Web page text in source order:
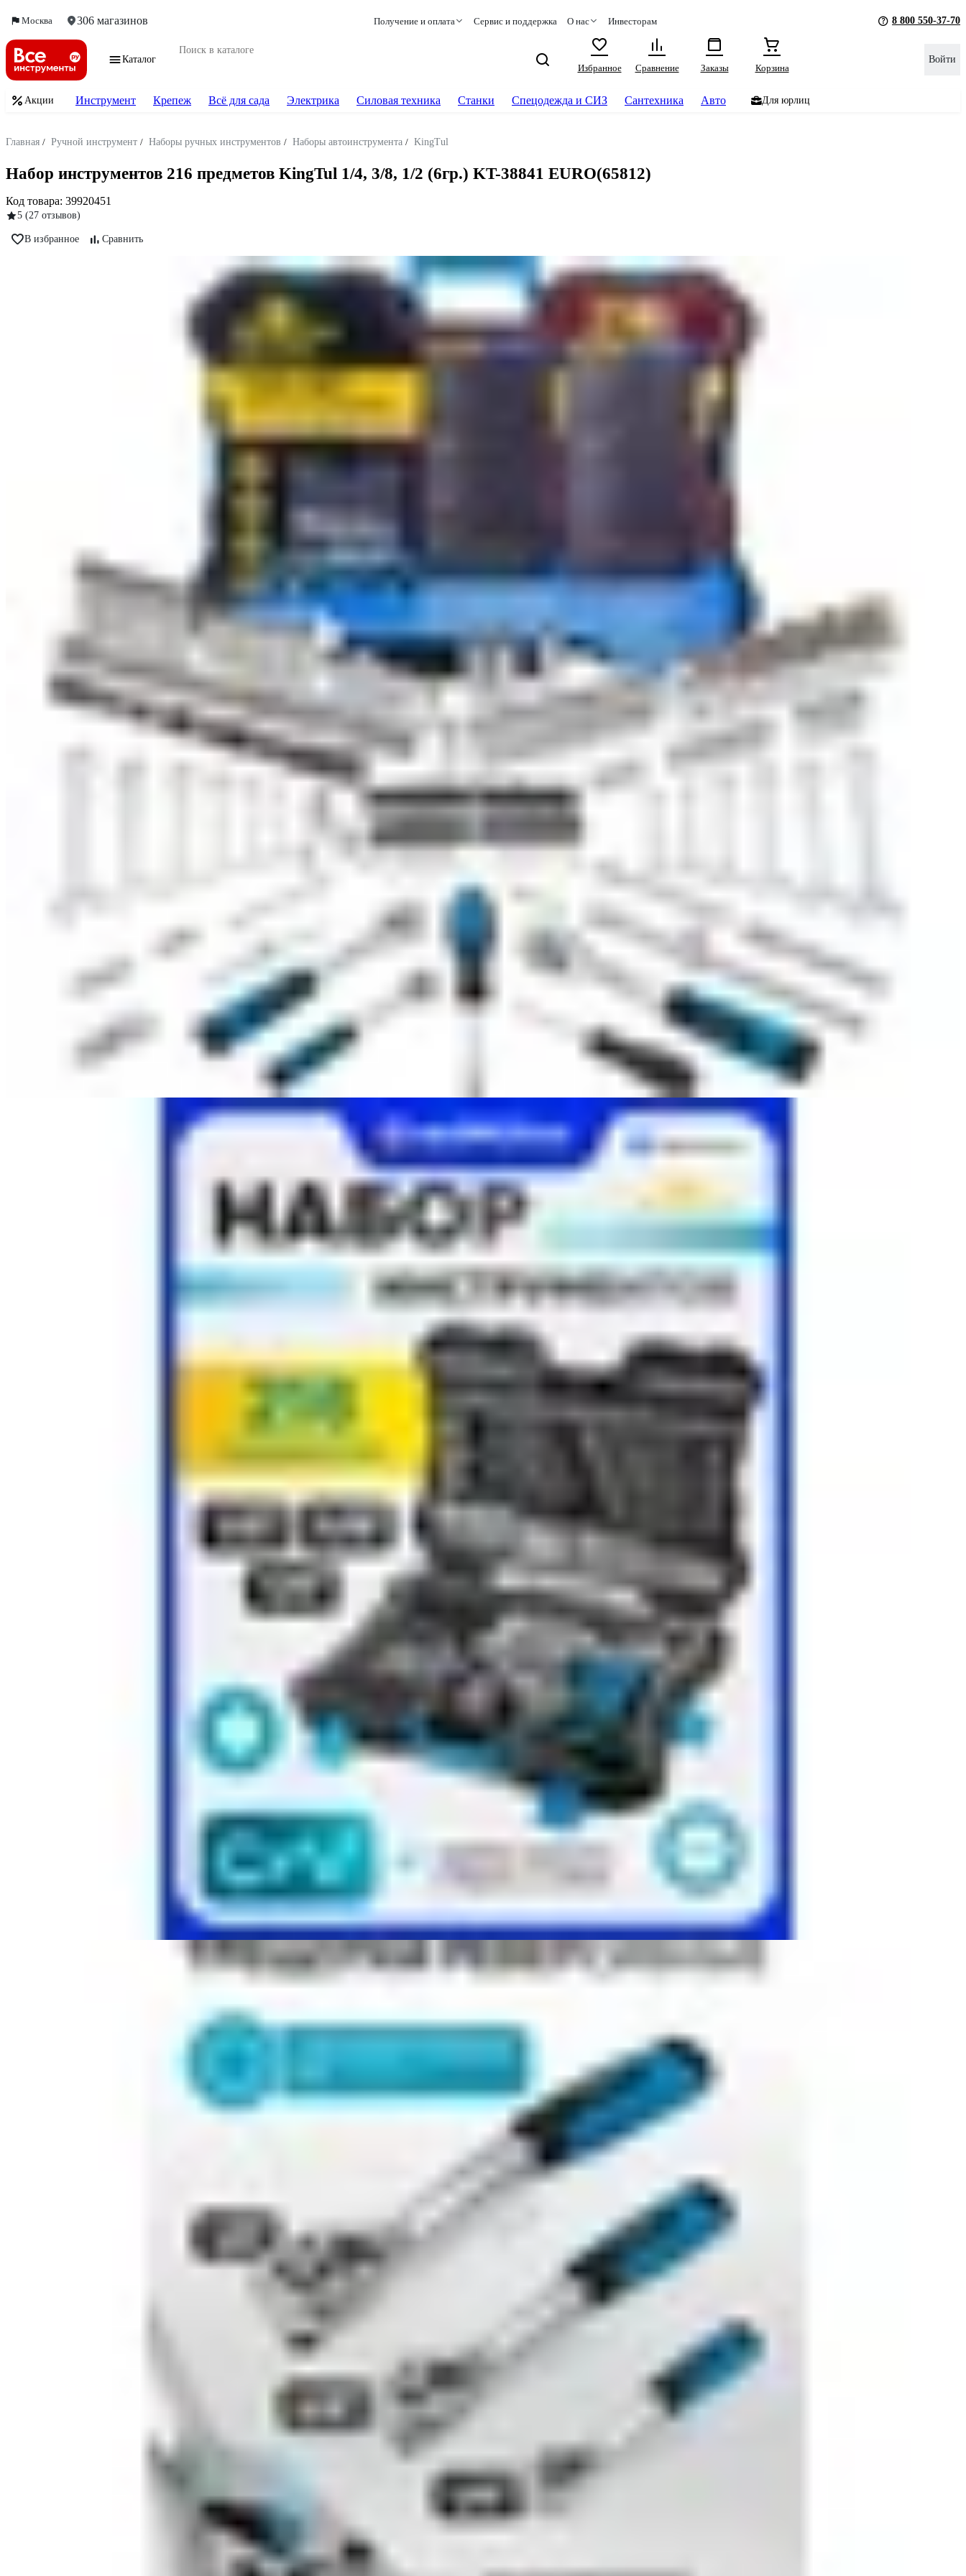
Москва 306 магазинов Получение и оплата Сервис и поддержка О нас Инвесторам 8 800 550-37-70
Каталог
Избранное
Сравнение Заказы Корзина
Войти
Акции Инструмент Крепеж Всё для сада Электрика Силовая техника Станки Спецодежда и СИЗ Сантехника Авто Для юрлиц
Главная / Ручной инструмент / Наборы ручных инструментов / Наборы автоинструмента / KingTul
Набор инструментов 216 предметов KingTul 1/4, 3/8, 1/2 (6гр.) KT-38841 EURO(65812)
Код товара: 39920451
5 (27 отзывов)
В избранное Сравнить